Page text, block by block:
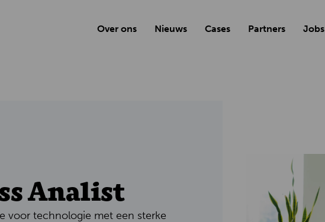
Over ons Nieuws Cases Partners Jobs
Analist
voor technologie met een sterke